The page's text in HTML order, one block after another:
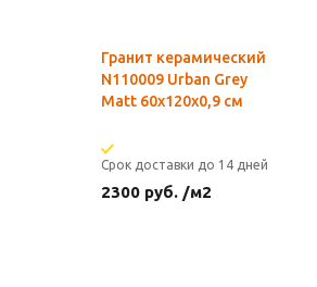
Гранит керамический
N110009 Urban Grey
Matt 60x120х0,9 см
Срок доставки до 14 дней
2300 руб. /м2